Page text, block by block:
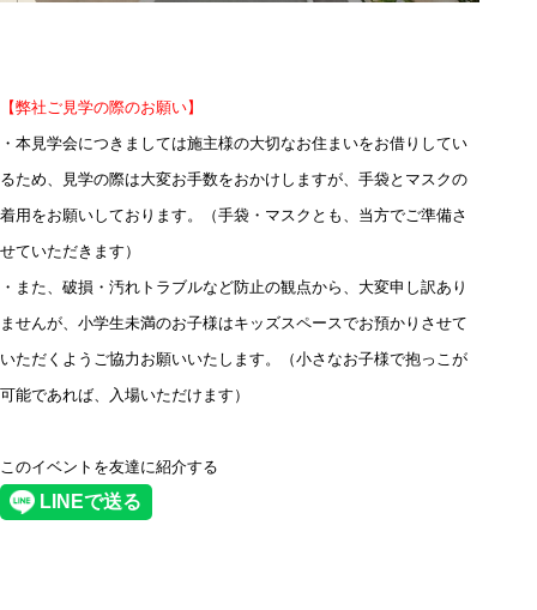
【弊社ご見学の際のお願い】
・本見学会につきましては施主様の大切なお住まいをお借りしてい
るため、見学の際は大変お手数をおかけしますが、手袋とマスクの
着用をお願いしております。（手袋・マスクとも、当方でご準備さ
せていただきます）
・また、破損・汚れトラブルなど防止の観点から、大変申し訳あり
ませんが、小学生未満のお子様はキッズスペースでお預かりさせて
いただくようご協力お願いいたします。（小さなお子様で抱っこが
可能であれば、入場いただけます）
このイベントを友達に紹介する